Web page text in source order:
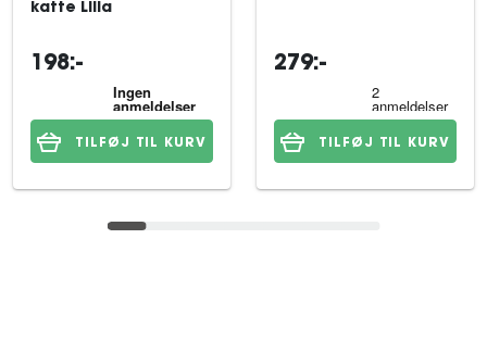
katte Lilla
198:-
TILFØJ TIL KURV
279:-
TILFØJ TIL KURV